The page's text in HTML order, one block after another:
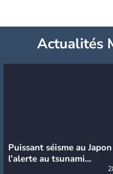
Actualités
Puissant séisme au Japon
l’alerte au tsunami